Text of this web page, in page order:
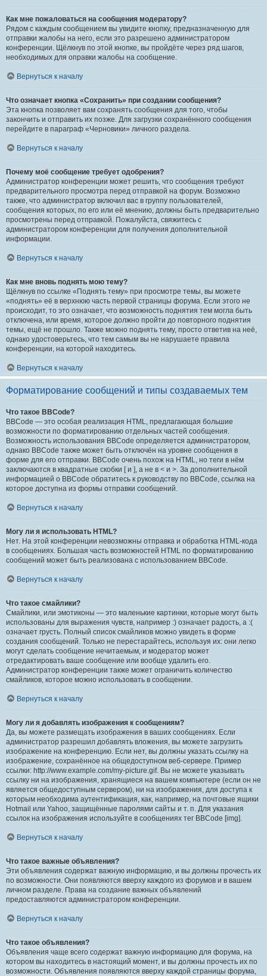
Как мне пожаловаться на сообщения модератору?
Рядом с каждым сообщением вы увидите кнопку, предназначенную для
отправки жалобы на него, если это разрешено администратором
конференции. Щёлкнув по этой кнопке, вы пройдёте через ряд шагов,
необходимых для оправки жалобы на сообщение.
Вернуться к началу
Что означает кнопка «Сохранить» при создании сообщения?
Эта кнопка позволяет вам сохранять сообщения для того, чтобы
закончить и отправить их позже. Для загрузки сохранённого сообщения
перейдите в параграф «Черновики» личного раздела.
Вернуться к началу
Почему моё сообщение требует одобрения?
Администратор конференции может решить, что сообщения требуют
предварительного просмотра перед отправкой на форум. Возможно
также, что администратор включил вас в группу пользователей,
сообщения которых, по его или её мнению, должны быть предварительно
просмотрены перед отправкой. Пожалуйста, свяжитесь с
администратором конференции для получения дополнительной
информации.
Вернуться к началу
Как мне вновь поднять мою тему?
Щёлкнув по ссылке «Поднять тему» при просмотре темы, вы можете
«поднять» её в верхнюю часть первой страницы форума. Если этого не
происходит, то это означает, что возможность поднятия тем могла быть
отключена, или время, которое должно пройти до повторного поднятия
темы, ещё не прошло. Также можно поднять тему, просто ответив на неё,
однако удостоверьтесь, что тем самым вы не нарушаете правила
конференции, на которой находитесь.
Вернуться к началу
Форматирование сообщений и типы создаваемых тем
Что такое BBCode?
BBCode — это особая реализация HTML, предлагающая большие
возможности по форматированию отдельных частей сообщения.
Возможность использования BBCode определяется администратором,
однако BBCode также может быть отключён на уровне сообщения в
форме для его отправки. BBCode очень похож на HTML, но теги в нём
заключаются в квадратные скобки [ и ], а не в < и >. За дополнительной
информацией о BBCode обратитесь к руководству по BBCode, ссылка на
которое доступна из формы отправки сообщений.
Вернуться к началу
Могу ли я использовать HTML?
Нет. На этой конференции невозможны отправка и обработка HTML-кода
в сообщениях. Большая часть возможностей HTML по форматированию
сообщений может быть реализована с использованием BBCode.
Вернуться к началу
Что такое смайлики?
Смайлики, или эмотиконы — это маленькие картинки, которые могут быть
использованы для выражения чувств, например :) означает радость, а :(
означает грусть. Полный список смайликов можно увидеть в форме
создания сообщений. Только не перестарайтесь, используя их: они легко
могут сделать сообщение нечитаемым, и модератор может
отредактировать ваше сообщение или вообще удалить его.
Администратор конференции также может ограничить количество
смайликов, которое можно использовать в сообщении.
Вернуться к началу
Могу ли я добавлять изображения к сообщениям?
Да, вы можете размещать изображения в ваших сообщениях. Если
администратор разрешил добавлять вложения, вы можете загрузить
изображение на конференцию. Если нет, вы должны указать ссылку на
изображение, сохранённое на общедоступном веб-сервере. Пример
ссылки: http://www.example.com/my-picture.gif. Вы не можете указывать
ссылку ни на изображения, хранящиеся на вашем компьютере (если он не
является общедоступным сервером), ни на изображения, для доступа к
которым необходима аутентификация, как, например, на почтовые ящики
Hotmail или Yahoo, защищённые паролями сайты и т. п. Для указания
ссылок на изображения используйте в сообщениях тег BBCode [img].
Вернуться к началу
Что такое важные объявления?
Эти объявления содержат важную информацию, и вы должны прочесть их
по возможности. Они появляются вверху каждого из форумов и в вашем
личном разделе. Права на создание важных объявлений
предоставляются администратором конференции.
Вернуться к началу
Что такое объявления?
Объявления чаще всего содержат важную информацию для форума, на
котором вы находитесь в настоящий момент, и вы должны прочесть их по
возможности. Объявления появляются вверху каждой страницы форума,